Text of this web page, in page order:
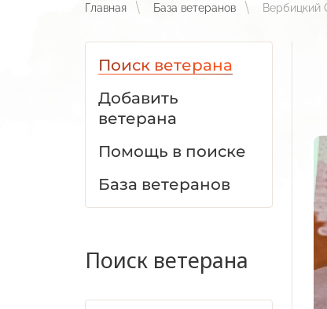
Главная База ветеранов Вербицкий
Поиск ветерана
Добавить
ветерана
Помощь в поиске
База ветеранов
Поиск ветерана